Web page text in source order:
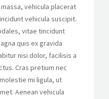
vehicula placerat
vehicula suscipit.
vitae tincidunt
quis ex gravida
nisi dolor, facilisis a
Cras pretium nec
mi ligula, ut
Aenean vehicula